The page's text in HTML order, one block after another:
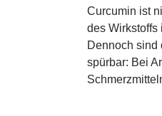
Curcumin ist
des Wirkstoffs
Dennoch sind
spürbar: Bei